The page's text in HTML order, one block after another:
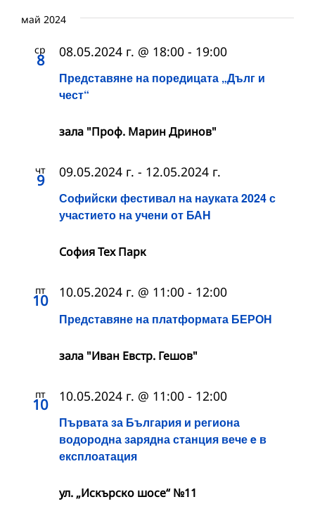
май 2024
ср
8
Представяне на поредицата „Дълг и
чест“
08.05.2024 г. @ 18:00 - 19:00
зала "Проф. Марин Дринов"
чт
9
Софийски фестивал на науката 2024 с
участието на учени от БАН
09.05.2024 г. - 12.05.2024 г.
София Тех Парк
пт
10
Представяне на платформата БЕРОН
10.05.2024 г. @ 11:00 - 12:00
зала "Иван Евстр. Гешов"
пт
10
Първата за България и региона
водородна зарядна станция вече e в
експлоатация
10.05.2024 г. @ 11:00 - 12:00
ул. „Искърско шосе“ №11